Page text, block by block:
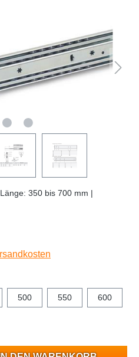
350 bis 700 mm |
500 550 600